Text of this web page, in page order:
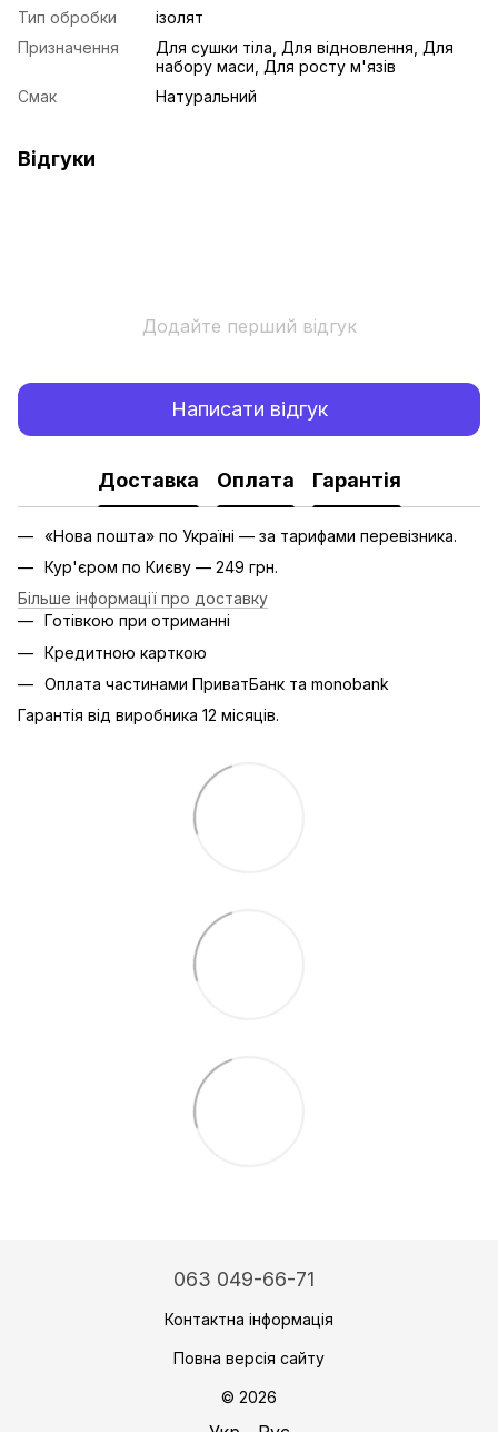
Тип обробки
ізолят
Призначення
Для сушки тіла, Для відновлення, Для
набору маси, Для росту м'язів
Смак
Натуральний
Відгуки
Додайте перший відгук
Написати відгук
Доставка Оплата Гарантія
«Нова пошта» по Україні — за тарифами перевізника.
Кур'єром по Києву — 249 грн.
Більше інформації про доставку
Готівкою при отриманні
Кредитною карткою
Оплата частинами ПриватБанк та monobank
Гарантія від виробника 12 місяців.
063 049-66-71
Контактна інформація
Повна версія сайту
© 2026